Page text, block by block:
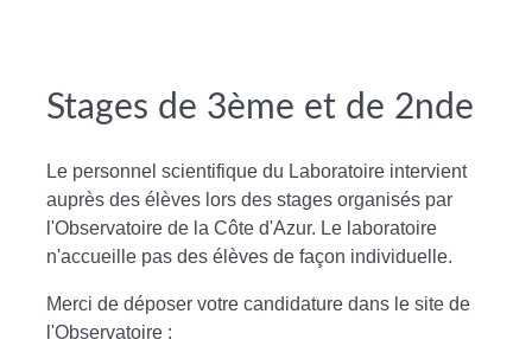
Stages de 3ème et de 2nde
Le personnel scientifique du Laboratoire intervient
auprès des élèves lors des stages organisés par
l'Observatoire de la Côte d'Azur. Le laboratoire
n'accueille pas des élèves de façon individuelle.
Merci de déposer votre candidature dans le site de
l'Observatoire :